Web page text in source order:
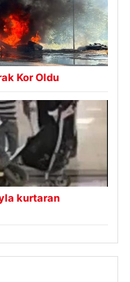
Kor Oldu
kurtaran